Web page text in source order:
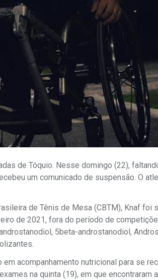
de Tóquio. Nesse domingo (22),
um comunicado de suspensão. O
de Tênis de Mesa (CBTM), Knaf foi
de 2021, fora do período de
5beta-androstanodiol,
acompanhamento nutricional para se
na quinta (19), em que encontraram